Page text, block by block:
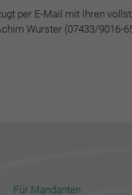
per E-Mail mit Ihren
Wurster (07433/9016-
Für Mandanten